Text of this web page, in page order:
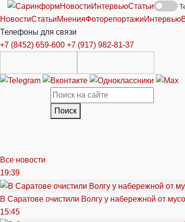
НовостиИнтервьюСтатьи
НовостиСтатьиМненияФоторепортажиИнтервью
Телефоны для связи
+7 (8452) 659-600 +7 (917) 982-81-37
Поиск
Все новости
19:39
В Саратове очистили Волгу у набережной от
15:45